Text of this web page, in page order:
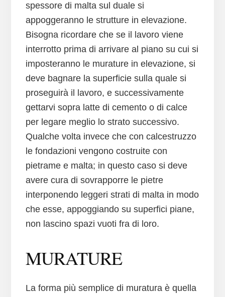
spessore di malta sul duale si
appoggeranno le strutture in elevazione.
Bisogna ricordare che se il lavoro viene
interrotto prima di arrivare al piano su cui si
imposteranno le murature in elevazione, si
deve bagnare la superficie sulla quale si
proseguirà il lavoro, e successivamente
gettarvi sopra latte di cemento o di calce
per legare meglio lo strato successivo.
Qualche volta invece che con calcestruzzo
le fondazioni vengono costruite con
pietrame e malta; in questo caso si deve
avere cura di sovrapporre le pietre
interponendo leggeri strati di malta in modo
che esse, appoggiando su superfici piane,
non lascino spazi vuoti fra di loro.
MURATURE
La forma più semplice di muratura è quella